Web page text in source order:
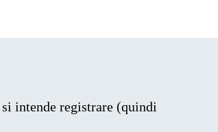
si intende registrare (quindi